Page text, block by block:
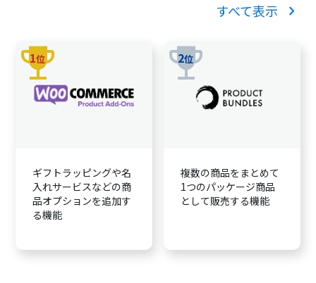
すべて表示 chevron_right
trophy
1位
ギフトラッピングや名
入れサービスなどの商
品オプションを追加す
る機能
trophy
2位
複数の商品をまとめて
1つのパッケージ商品
として販売する機能